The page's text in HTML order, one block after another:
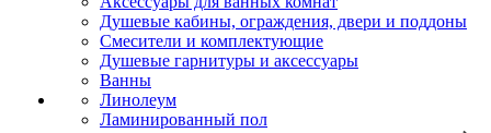
Душевые кабины, ограждения, двери и поддоны
Смесители и комплектующие
Душевые гарнитуры и аксессуары
Ванны
Линолеум
Ламинированный пол